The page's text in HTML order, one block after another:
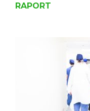
RAPORT